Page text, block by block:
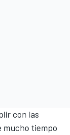
con las
mucho tiempo